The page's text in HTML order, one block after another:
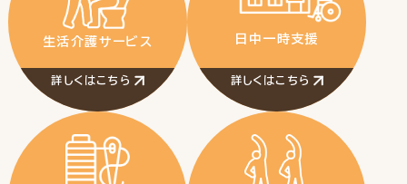
生活介護サービス
詳しくはこちら
日中一時支援
詳しくはこちら